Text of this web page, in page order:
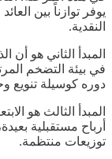
يوفر توازناً بين
النقدية.
المبدأ الثاني هو
في بيئة التضخم
دوره كوسيلة تنويع
المبدأ الثالث هو
أرباح مستقبلية
توزيعات منتظمة.